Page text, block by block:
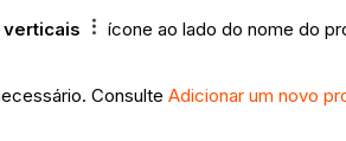
ícone ao lado do nome do
ConsulteAdicionar um novo